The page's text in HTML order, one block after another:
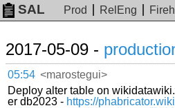
SAL Prod RelEng
2017-05-09 -
05:54 <marostegui>
Deploy alter table on
er db2023 - https://